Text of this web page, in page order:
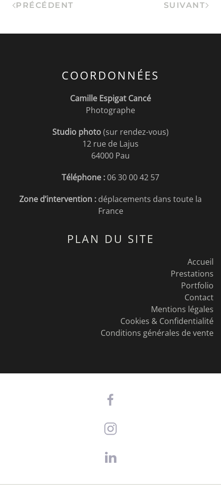
PRÉCÉDENT SUIVANT
COORDONNÉES
Camille Espigat Cancé
Photographe
Studio photo(sur rendez-vous)
12 rue de Lajus
64000 Pau
Téléphone :06 30 00 42 57
Zone d’intervention : déplacements dans toute la
France
PLAN DU SITE
Accueil
Prestations
Portfolio
Contact
Mentions légales
Cookies & Confidentialité
Conditions générales de vente